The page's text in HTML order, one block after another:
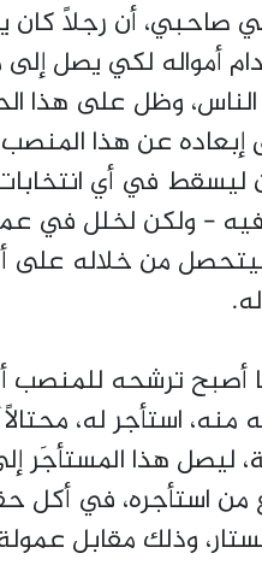
صاحبي، أن رجلاً كان
أمواله لكي يصل
وظل على هذا
إبعاده عن هذا المنصب
ليسقط في أي
- ولكن لخلل في
من خلاله على
أصبح ترشحه للمنصب
منه، استأجر له،
ليصل هذا
من استأجره، في أكل
وذلك مقابل عمولة